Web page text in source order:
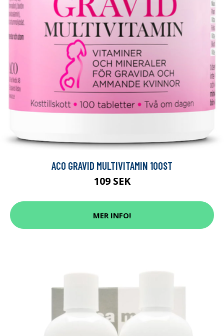
ACO GRAVID MULTIVITAMIN 100ST
109 SEK
MER INFO!